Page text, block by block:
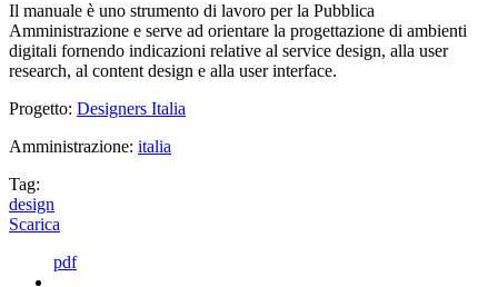
Il manuale è uno strumento di lavoro per la Pubblica
Amministrazione e serve ad orientare la progettazione di ambienti
digitali fornendo indicazioni relative al service design, alla user
research, al content design e alla user interface.
Progetto: Designers Italia
Amministrazione: italia
Tag:
design
Scarica
pdf